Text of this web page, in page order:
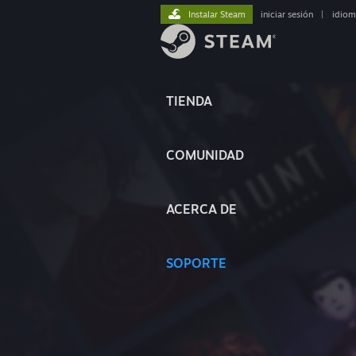
TIENDA
COMUNIDAD
ACERCA DE
SOPORTE
Instalar Steam iniciar sesión